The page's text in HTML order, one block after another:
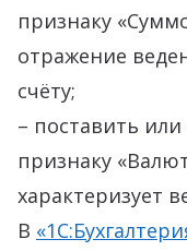
признаку
отражение
счёту;
– поставить или
признаку
характеризует
В